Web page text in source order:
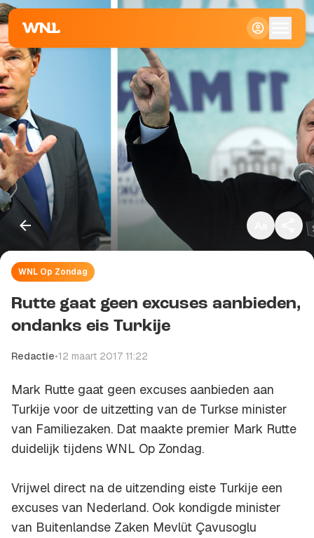
Klein
Standaard
WNL Op Zondag
Rutte gaat geen excuses aanbieden,
ondanks eis Turkije
Redactie•12 maart 2017 11:22
Mark Rutte gaat geen excuses aanbieden aan
Turkije voor de uitzetting van de Turkse minister
van Familiezaken. Dat maakte premier Mark Rutte
duidelijk tijdens WNL Op Zondag.
Vrijwel direct na de uitzending eiste Turkije een
excuses van Nederland. Ook kondigde minister
van Buitenlandse Zaken Mevlüt Çavusoglu